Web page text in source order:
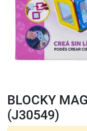
BLOCKY
(J30549)